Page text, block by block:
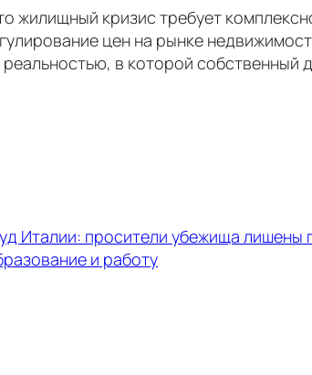
жилищный кризис требует
цен на рынке
в которой
Италии: просители убежища лишены
и работу